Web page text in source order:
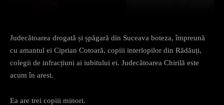
Judecătoarea drogată și șpăgară din Suceava boteza, împreună
cu amantul ei Ciprian Cotoară, copiii interlopilor din Rădăuți,
colegii de infracțiuni ai iubitului ei. Judecătoarea Chirilă este
acum în arest.
Ea are trei copiii minori.